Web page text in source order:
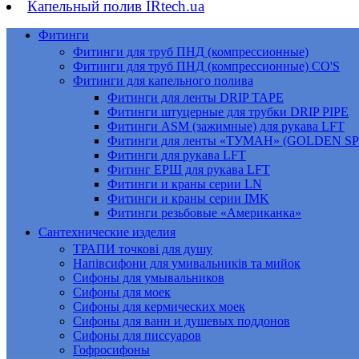
Капельный полив IRtech.ua
Фитинги
Фитинги для труб ПНД (компрессионные)
Фитинги для труб ПНД (компрессионные) CO'S
Фитинги для капельного полива
Фитинги для ленты DRIP TAPE
Фитинги штуцерные для трубки DRIP PIPE
Фитинги ASM (зажимные) для рукава LFT
Фитинги для ленты «ТУМАН» (GOLDEN
Фитинги для рукава LFT
Фитинг ЕРШ для рукава LFT
Фитинги и краны серии LN
Фитинги и краны серии IMK
Фитинги резьбовые «Американка»
Сантехнические изделия
ТРАПИ точкові для душу
Напівсифони для умивальників та мийок
Сифоны для умывальников
Сифоны для моек
Сифоны для кермических моек
Сифоны для ванн и душевых поддонов
Сифоны для писсуаров
Гофросифоны